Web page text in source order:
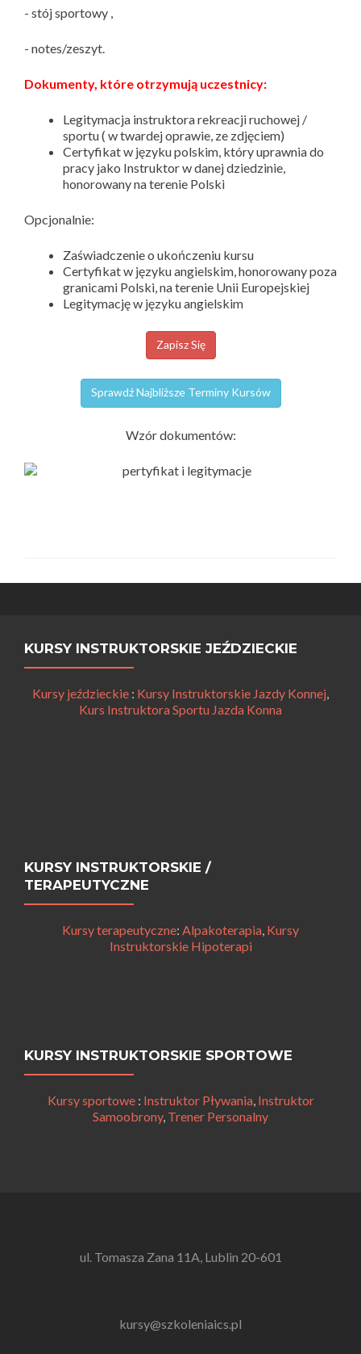
- stój sportowy ,
- notes/zeszyt.
Dokumenty, które otrzymują uczestnicy:
Legitymacja instruktora rekreacji ruchowej /
sportu ( w twardej oprawie, ze zdjęciem)
Certyfikat w języku polskim, który uprawnia do
pracy jako Instruktor w danej dziedzinie,
honorowany na terenie Polski
Opcjonalnie:
Zaświadczenie o ukończeniu kursu
Certyfikat w języku angielskim, honorowany poza
granicami Polski, na terenie Unii Europejskiej
Legitymację w języku angielskim
Zapisz Się
Sprawdź Najbliższe Terminy Kursów
Wzór dokumentów:
KURSY INSTRUKTORSKIE JEŹDZIECKIE
Kursy jeździeckie : Kursy Instruktorskie Jazdy Konnej,
Kurs Instruktora Sportu Jazda Konna
KURSY INSTRUKTORSKIE /
TERAPEUTYCZNE
Kursy terapeutyczne: Alpakoterapia, Kursy
Instruktorskie Hipoterapi
KURSY INSTRUKTORSKIE SPORTOWE
Kursy sportowe: Instruktor Pływania, Instruktor
Samoobrony, Trener Personalny
ul. Tomasza Zana 11A, Lublin 20-601
kursy@szkoleniaics.pl